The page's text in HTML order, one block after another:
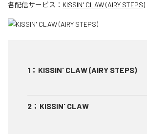
各配信サービス： KISSIN' CLAW (AIRY STEPS)
1 ： KISSIN' CLAW (AIRY STEPS)
2 ： KISSIN' CLAW